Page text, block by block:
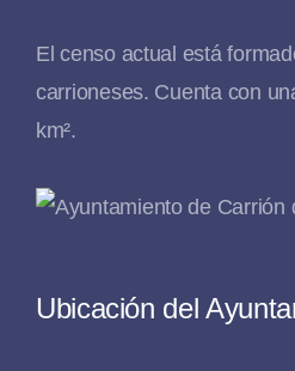
El censo actual está
carrioneses. Cuenta con
km².
Ubicación del